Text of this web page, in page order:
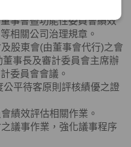
事會暨功能性委員會績效
相關公司治理規章。
股東會(由董事會代行)之會
董事長及審計委員會主席辦
委員會會議。
公平待客原則評核績優之證
績效評估相關作業。
議事作業，強化議事程序